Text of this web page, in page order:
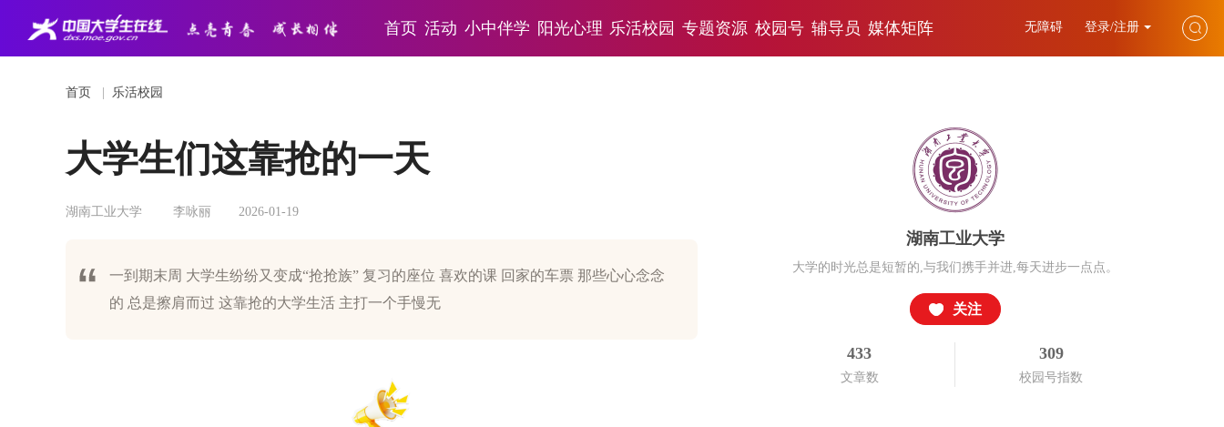
首页 活动 小中伴学 阳光心理 乐活校园 专题资源 校园号 辅导员 媒体矩阵 无障碍 登录/注册
首页 乐活校园
大学生们这靠抢的一天
湖南工业大学 李咏丽 2026-01-19
一到期末周 大学生纷纷又变成“抢抢族” 复习的座位 喜欢的课 回家的车票 那些心心念念
的 总是擦肩而过 这靠抢的大学生活 主打一个手慢无
湖南工业大学
大学的时光总是短暂的,与我们携手并进,每天进步一点点。
关注
433
文章数
309
校园号指数